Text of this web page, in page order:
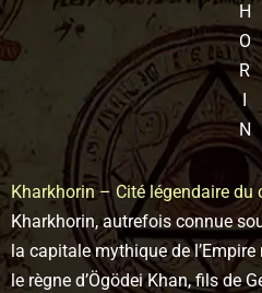
H
O
R
I
N
Kharkhorin – Cité légendaire
Kharkhorin, autrefois connue
la capitale mythique de
le règne d’Ögödei Khan, fils de